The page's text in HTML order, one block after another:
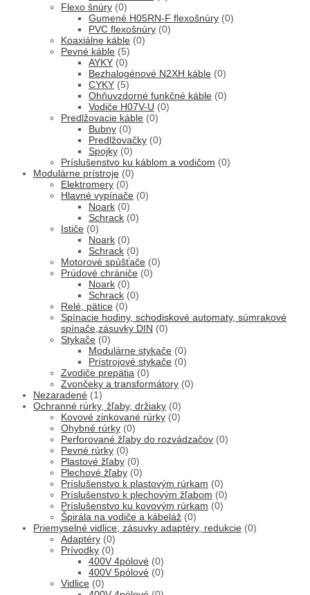
Flexo šnúry (0)
Gumené H05RN-F flexošnúry (0)
PVC flexošnúry (0)
Koaxiálne káble (0)
Pevné káble (5)
AYKY (0)
Bezhalogénové N2XH káble (0)
CYKY (5)
Ohňuvzdorné funkčné káble (0)
Vodiče H07V-U (0)
Predlžovacie káble (0)
Bubny (0)
Predlžovačky (0)
Spojky (0)
Príslušenstvo ku káblom a vodičom (0)
Modulárne prístroje (0)
Elektromery (0)
Hlavné vypínače (0)
Noark (0)
Schrack (0)
Ističe (0)
Noark (0)
Schrack (0)
Motorové spúšťače (0)
Prúdové chrániče (0)
Noark (0)
Schrack (0)
Relé, pätice (0)
Spínacie hodiny, schodiskové automaty, súmrakové
spínače,zásuvky DIN (0)
Stykače (0)
Modulárne stykače (0)
Prístrojové stykače (0)
Zvodiče prepätia (0)
Zvončeky a transformátory (0)
Nezaradené (1)
Ochranné rúrky, žľaby, držiaky (0)
Kovové zinkované rúrky (0)
Ohybné rúrky (0)
Perforované žľaby do rozvádzačov (0)
Pevné rúrky (0)
Plastové žľaby (0)
Plechové žľaby (0)
Príslušenstvo k plastovým rúrkam (0)
Príslušenstvo k plechovým žľabom (0)
Príslušenstvo ku kovovým rúrkam (0)
Špirála na vodiče a kábeláž (0)
Priemyselné vidlice, zásuvky adaptéry, redukcie (0)
Adaptéry (0)
Prívodky (0)
400V 4pólové (0)
400V 5pólové (0)
Vidlice (0)